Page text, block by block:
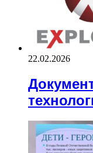
22.02.2026